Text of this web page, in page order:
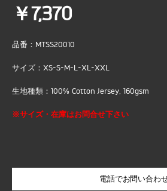
￥7,370
品番：MTSS20010
サイズ：XS-S-M-L-XL-XXL
生地種類：100% Cotton Jersey, 160gsm
※サイズ・在庫はお問合せ下さい
電話でお問い合わ